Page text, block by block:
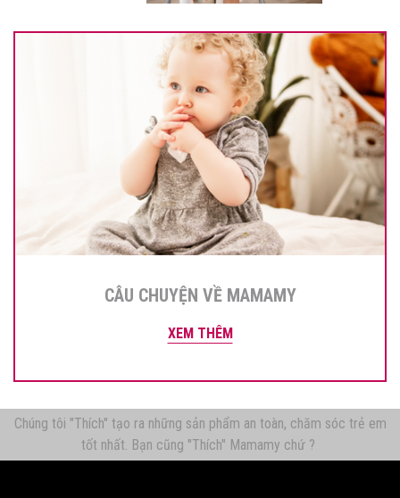
CÂU CHUYỆN VỀ MAMAMY
XEM THÊM
Chúng tôi "Thích" tạo ra những sản phẩm an toàn, chăm sóc trẻ em
tốt nhất. Bạn cũng "Thích" Mamamy chứ ?